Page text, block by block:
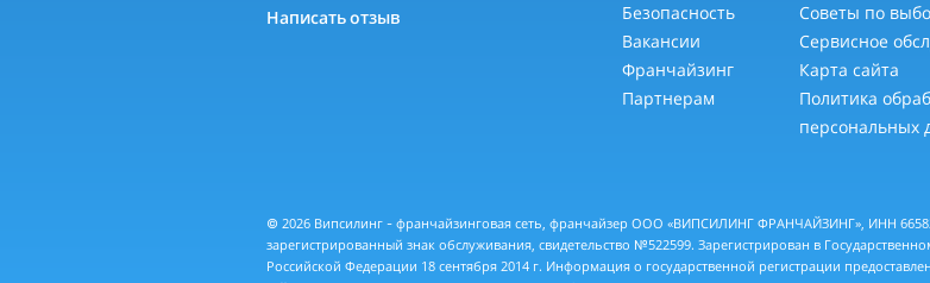
Написать отзыв
Безопасность
Вакансии
Франчайзинг
Партнерам
Советы по
Сервисное
Карта сайта
Политика
персональных
© 2026 Випсилинг - франчайзинговая сеть, франчайзер ООО «ВИПСИЛИНГ ФРАНЧАЙЗИНГ», ИНН
зарегистрированный знак обслуживания, свидетельство №522599. Зарегистрирован в
Российской Федерации 18 сентября 2014 г. Информация о государственной регистрации